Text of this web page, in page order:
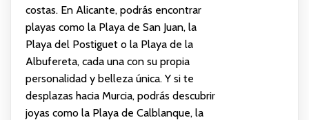
costas. En Alicante, podrás encontrar
playas como la Playa de San Juan, la
Playa del Postiguet o la Playa de la
Albufereta, cada una con su propia
personalidad y belleza única. Y si te
desplazas hacia Murcia, podrás descubrir
joyas como la Playa de Calblanque, la